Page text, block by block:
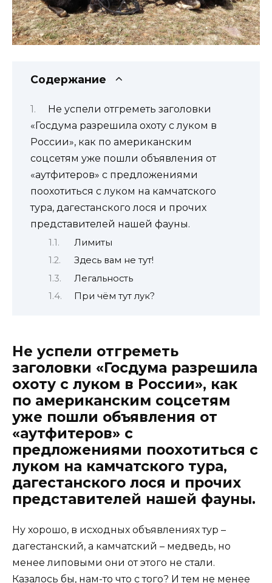
Содержание
Не успели отгреметь заголовки
«Госдума разрешила охоту с луком в
России», как по американским
соцсетям уже пошли объявления от
«аутфитеров» с предложениями
поохотиться с луком на камчатского
тура, дагестанского лося и прочих
представителей нашей фауны.
Лимиты
Здесь вам не тут!
Легальность
При чём тут лук?
Не успели отгреметь
заголовки «Госдума разрешила
охоту с луком в России», как
по американским соцсетям
уже пошли объявления от
«аутфитеров» с
предложениями поохотиться с
луком на камчатского тура,
дагестанского лося и прочих
представителей нашей фауны.
Ну хорошо, в исходных объявлениях тур –
дагестанский, а камчатский – медведь, но
менее липовыми они от этого не стали.
Казалось бы, нам-то что с того? И тем не менее